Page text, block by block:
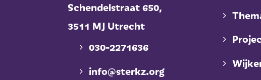
Schendelstraat 650,
3511 MJ Utrecht
030-2271636
info@sterkz.org